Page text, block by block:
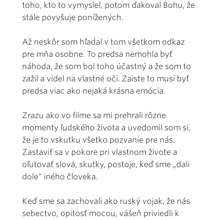
toho, kto to vymyslel, potom ďakoval Bohu, že
stále povyšuje ponížených.
Až neskôr som hľadal v tom všetkom odkaz
pre mňa osobne. To predsa nemohla byť
náhoda, že som bol toho účastný a že som to
zažil a videl na vlastné oči. Zaiste to musí byť
predsa viac ako nejaká krásna emócia.
Zrazu ako vo filme sa mi prehrali rôzne
momenty ľudského života a uvedomil som si,
že je to vskutku všetko pozvanie pre nás.
Zastaviť sa v pokore pri vlastnom živote a
oľutovať slová, skutky, postoje, keď sme „dali
dole“ iného človeka.
Keď sme sa zachovali ako ruský vojak, že nás
sebectvo, opitosť mocou, vášeň priviedli k